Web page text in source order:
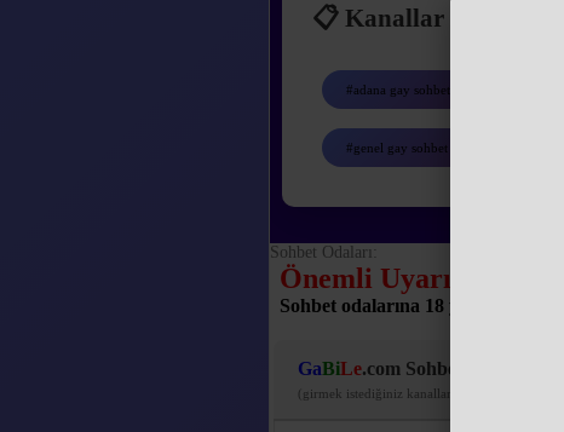
📋 Kanallar
#adana gay sohbet
#genel gay sohbet
Sohbet Odaları:
Önemli Uyarı:
Sohbet odalarına 18 yaşından
GaBiLe.com Sohbet Kanalları
(girmek istediğiniz kanalları işaretleyiniz)